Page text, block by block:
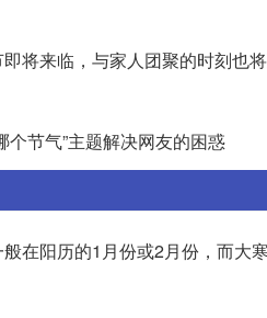
将来临，与家人团聚的时刻也
个节气”主题解决网友的困惑
在阳历的1月份或2月份，而大